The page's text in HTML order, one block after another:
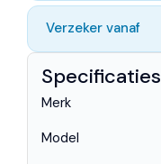
Verzeker vanaf
Specificaties
Merk
Model